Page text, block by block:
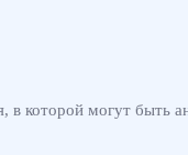
в которой могут быть